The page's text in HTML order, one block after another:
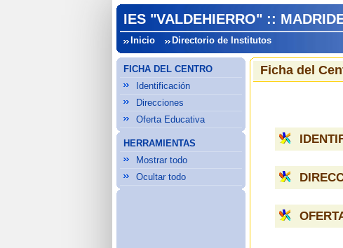
IES "VALDEHIERRO" ::
Inicio Directorio de Institutos
FICHA DEL CENTRO
Identificación
Direcciones
Oferta Educativa
HERRAMIENTAS
Mostrar todo
Ocultar todo
Ficha del